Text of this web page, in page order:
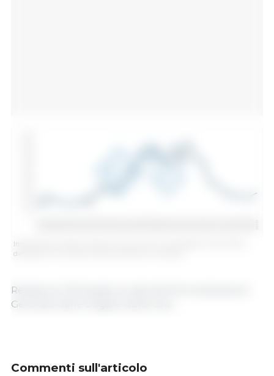
Importazioni mensili cinesi di carne suina (in tonnellate). Fonte: 333 su
dati della China General Administration of Customs.
Redazione 333 basata sui dati dell'Amministrazione
Generale delle Dogane della Cina.
Commenti sull'articolo